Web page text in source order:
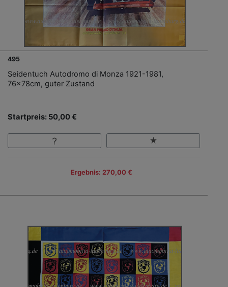
495
Seidentuch Autodromo di Monza 1921-1981,
76x78cm, guter Zustand
Startpreis: 50,00 €
Ergebnis: 270,00 €